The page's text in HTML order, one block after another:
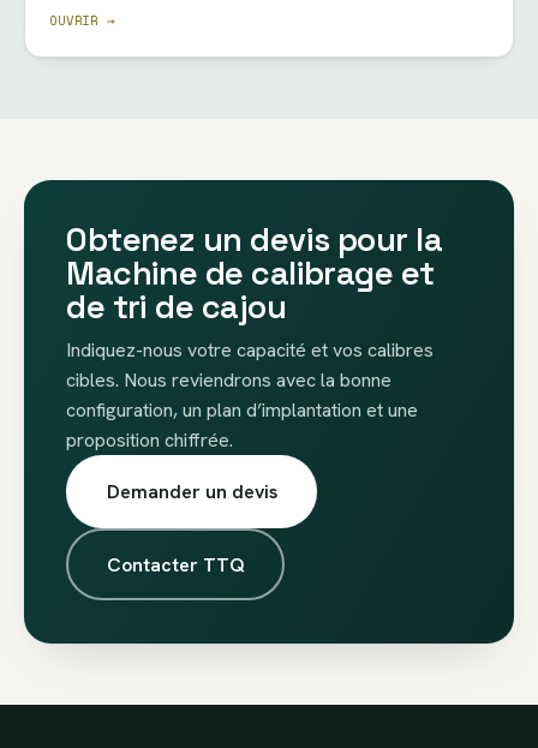
OUVRIR →
Obtenez un devis pour la
Machine de calibrage et
de tri de cajou
Indiquez-nous votre capacité et vos calibres
cibles. Nous reviendrons avec la bonne
configuration, un plan d’implantation et une
proposition chiffrée.
Demander un devis
Contacter TTQ